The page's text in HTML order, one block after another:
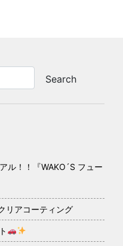
ル！！『WAKO´S フュー
リアコーティング